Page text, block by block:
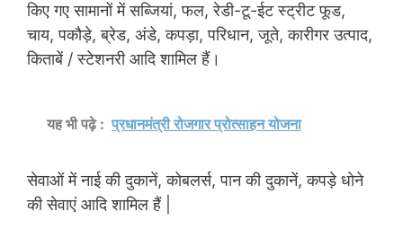
किए गए सामानों में सब्जियां, फल, रेडी-टू-ईट स्ट्रीट फूड,
चाय, पकौड़े, ब्रेड, अंडे, कपड़ा, परिधान, जूते, कारीगर उत्पाद,
किताबें / स्टेशनरी आदि शामिल हैं।
यह भी पढ़े : प्रधानमंत्री रोजगार प्रोत्साहन योजना
सेवाओं में नाई की दुकानें, कोबलर्स, पान की दुकानें, कपड़े धोने
की सेवाएं आदि शामिल हैं |